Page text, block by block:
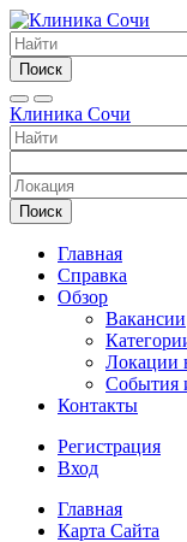
Поиск
Клиника Сочи
Поиск
Главная
Справка
Обзор
Вакансии
Локации
События
Контакты
Регистрация
Вход
Главная
Карта Сайта